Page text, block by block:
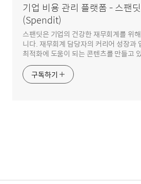
기업 비용 관리 플랫폼 - 스팬딧
(Spendit)
스팬딧은 기업의 건강한 재무회계를 위
니다. 재무회계 담당자의 커리어 성장과
최적화에 도움이 되는 콘텐츠를 만들고
구독하기